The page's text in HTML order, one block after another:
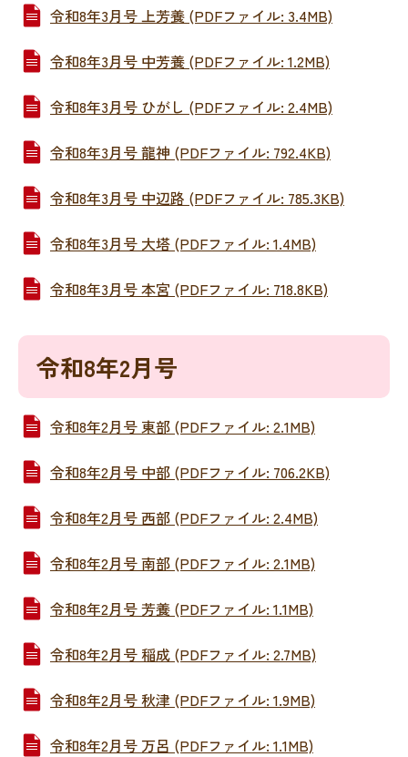
令和8年3月号 上芳養 (PDFファイル: 3.4MB)
令和8年3月号 中芳養 (PDFファイル: 1.2MB)
令和8年3月号 ひがし (PDFファイル: 2.4MB)
令和8年3月号 龍神 (PDFファイル: 792.4KB)
令和8年3月号 中辺路 (PDFファイル: 785.3KB)
令和8年3月号 大塔 (PDFファイル: 1.4MB)
令和8年3月号 本宮 (PDFファイル: 718.8KB)
令和8年2月号
令和8年2月号 東部 (PDFファイル: 2.1MB)
令和8年2月号 中部 (PDFファイル: 706.2KB)
令和8年2月号 西部 (PDFファイル: 2.4MB)
令和8年2月号 南部 (PDFファイル: 2.1MB)
令和8年2月号 芳養 (PDFファイル: 1.1MB)
令和8年2月号 稲成 (PDFファイル: 2.7MB)
令和8年2月号 秋津 (PDFファイル: 1.9MB)
令和8年2月号 万呂 (PDFファイル: 1.1MB)